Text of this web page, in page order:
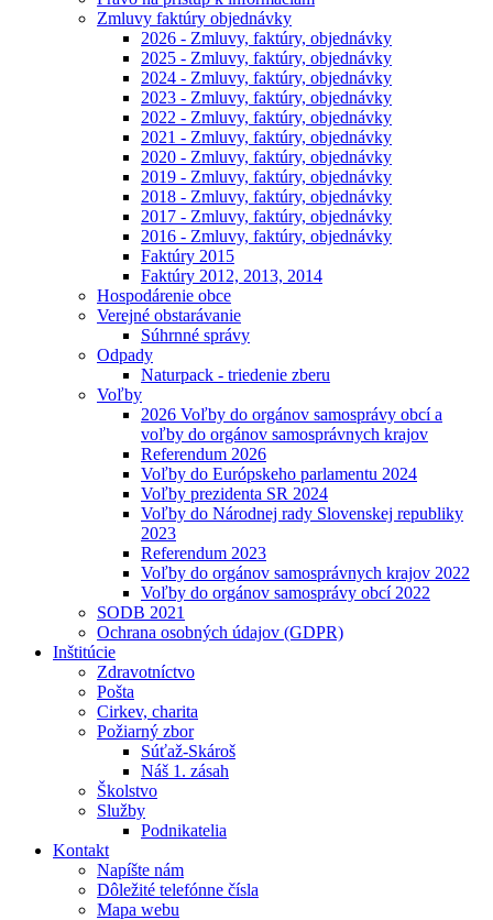
Zmluvy faktúry objednávky
2026 - Zmluvy, faktúry, objednávky
2025 - Zmluvy, faktúry, objednávky
2024 - Zmluvy, faktúry, objednávky
2023 - Zmluvy, faktúry, objednávky
2022 - Zmluvy, faktúry, objednávky
2021 - Zmluvy, faktúry, objednávky
2020 - Zmluvy, faktúry, objednávky
2019 - Zmluvy, faktúry, objednávky
2018 - Zmluvy, faktúry, objednávky
2017 - Zmluvy, faktúry, objednávky
2016 - Zmluvy, faktúry, objednávky
Faktúry 2015
Faktúry 2012, 2013, 2014
Hospodárenie obce
Verejné obstarávanie
Súhrnné správy
Odpady
Naturpack - triedenie zberu
Voľby
2026 Voľby do orgánov samosprávy obcí a
voľby do orgánov samosprávnych krajov
Referendum 2026
Voľby do Európskeho parlamentu 2024
Voľby prezidenta SR 2024
Voľby do Národnej rady Slovenskej republiky
2023
Referendum 2023
Voľby do orgánov samosprávnych krajov 2022
Voľby do orgánov samosprávy obcí 2022
SODB 2021
Ochrana osobných údajov (GDPR)
Inštitúcie
Zdravotníctvo
Pošta
Cirkev, charita
Požiarný zbor
Súťaž-Skároš
Náš 1. zásah
Školstvo
Služby
Podnikatelia
Kontakt
Napíšte nám
Dôležité telefónne čísla
Mapa webu